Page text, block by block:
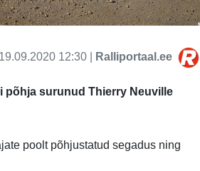
19.09.2020 12:30 | Ralliportaal.ee
põhja surunud Thierry Neuville
poolt põhjustatud segadus ning